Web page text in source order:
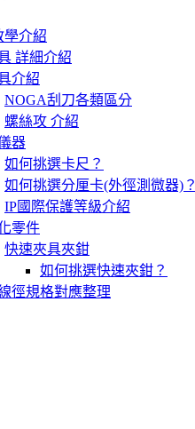
學介紹
詳細介紹
介紹
NOGA刮刀各類區分
螺絲攻 介紹
器
如何挑選卡尺？
如何挑選分厘卡(外徑測微器)？
IP國際保護等級介紹
零件
快速夾具夾鉗
如何挑選快速夾鉗？
徑規格對應整理